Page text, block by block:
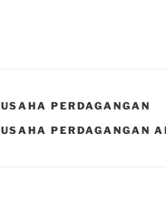
CATEGORIES
USAHA PERDAGANGAN
TAGS
USAHA PERDAGANGAN